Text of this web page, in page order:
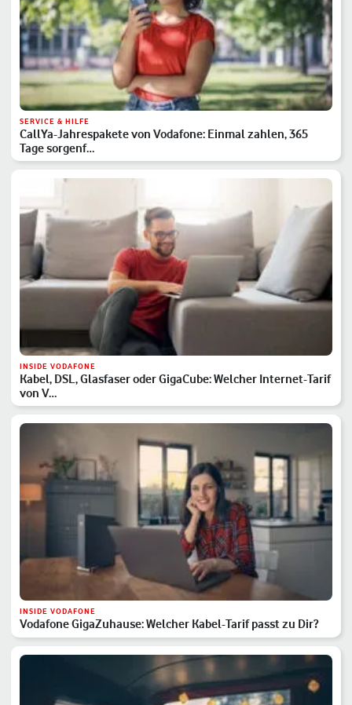
SERVICE & HILFE
CallYa-Jahrespakete von Vodafone: Einmal zahlen, 365
Tage sorgenf…
INSIDE VODAFONE
Kabel, DSL, Glasfaser oder GigaCube: Welcher Internet-Tarif
von V…
INSIDE VODAFONE
Vodafone GigaZuhause: Welcher Kabel-Tarif passt zu Dir?